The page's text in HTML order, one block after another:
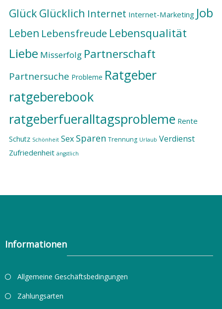
Glück Glücklich Internet Internet-Marketing Job
Leben Lebensfreude Lebensqualität
Liebe Misserfolg Partnerschaft
Partnersuche Probleme Ratgeber
ratgeberebook
ratgeberfueralltagsprobleme Rente
Schutz Schönheit Sex Sparen Trennung Urlaub Verdienst
Zufriedenheit ängstlich
Informationen
Allgemeine Geschäftsbedingungen
Zahlungsarten